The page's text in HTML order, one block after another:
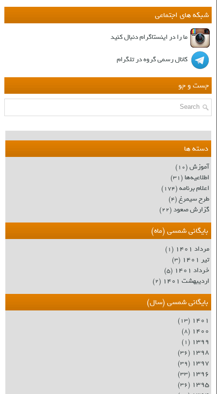
شبکه های اجتماعی
ما را در اینستاگرام دنبال کنید
کانال رسمی گروه در تلگرام
جست و جو
دسته ها
آموزش(۱۰)
اطلاعیه‌ها(۳۱)
اعلام برنامه(۱۷۴)
طرح سیمرغ(۴)
گزارش صعود(۲۲)
بایگانی شمسی (ماه)
مرداد ۱۴۰۱ (۱)
تیر ۱۴۰۱ (۳)
خرداد ۱۴۰۱ (۵)
اردیبهشت ۱۴۰۱ (۲)
بایگانی شمسی (سال)
۱۴۰۱ (۱۳)
۱۴۰۰ (۸)
۱۳۹۹ (۱)
۱۳۹۸ (۳۶)
۱۳۹۷ (۳۹)
۱۳۹۶ (۳۳)
۱۳۹۵ (۳۶)